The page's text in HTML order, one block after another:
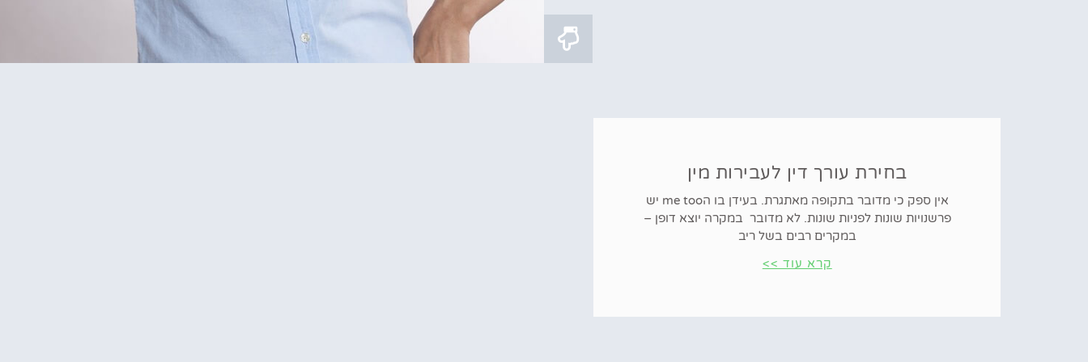
בחירת עורך דין לעבירות מין
אין ספק כי מדובר בתקופה מאתגרת. בעידן בו הme too יש
פרשנויות שונות לפניות שונות. לא מדובר במקרה יוצא דופן –
במקרים רבים בשל ריב
קרא עוד >>